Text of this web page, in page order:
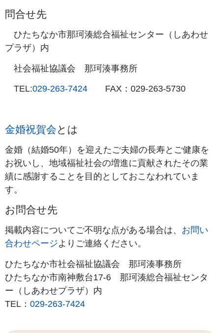
問合せ先
ひたちなか市那珂湊総合福祉センター（しあわせ
プラザ）内
社会福祉協議会 那珂湊事務所
TEL:029-263-7424 FAX：029-263-5730
金婚祝賀会とは
金婚（結婚50年）を迎えたご夫婦の長寿とご健康を
お祝いし、地域福祉社会の増進に貢献されたその業
績に感謝することを目的としておこなわれていま
す。
お問合せ先
掲載内容についてご不明な点がある場合は、 お問い
合わせページよりご連絡ください。
ひたちなか市社会福祉協議会 那珂湊事務所
ひたちなか市南神敷台17-6 那珂湊総合福祉センタ
ー（しあわせプラザ）内
TEL： 029-263-7424